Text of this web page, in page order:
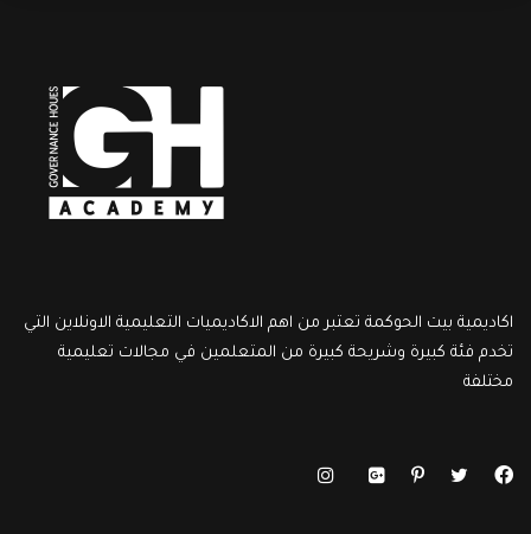
اكاديمية بيت الحوكمة تعتبر من اهم الاكاديميات التعليمية الاونلاين التي
تخدم فئة كبيرة وشريحة كبيرة من المتعلمين في مجالات تعليمية
مختلفة